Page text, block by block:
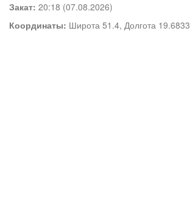
Закат: 20:18 (07.08.2026)
Координаты: Широта 51.4, Долгота 19.6833